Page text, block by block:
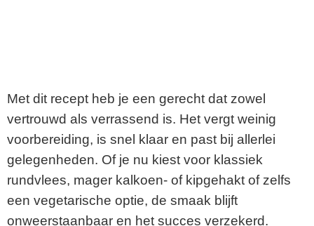
Met dit recept heb je een gerecht dat zowel
vertrouwd als verrassend is. Het vergt weinig
voorbereiding, is snel klaar en past bij allerlei
gelegenheden. Of je nu kiest voor klassiek
rundvlees, mager kalkoen- of kipgehakt of zelfs
een vegetarische optie, de smaak blijft
onweerstaanbaar en het succes verzekerd.